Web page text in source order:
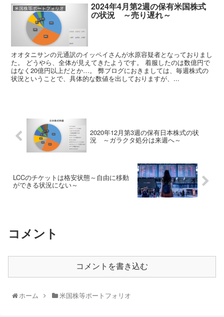
米国株等ポートフォリオ 2024年4月第2週の保有米国株式
の状況 ～売り遅れ～
オオタニサンの元通訳のイッペイさんが水原容疑者となっておりまし
た。 どうやら、全体が見えてきたようです。 着服したのは数億円で
はなく20億円以上だとか…。 弊ブログにおきましては、毎週株式の
状況ということで、具体的な数値を出しておりますが、...
2020年12月第3週の保有日本株式の状
況 ～ガラクタ処分は来週へ～
LCCのチケットは格安状態～自由に移動
ができる状況にない～
コメント
コメントを書き込む
ホーム 米国株等ポートフォリオ